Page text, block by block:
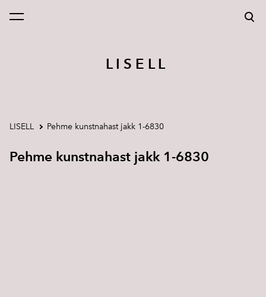
L I S E L L
lisati ostukorvi.
LISELL Pehme kunstnahast jakk 1-6830
Pehme kunstnahast jakk 1-6830
1 / 3